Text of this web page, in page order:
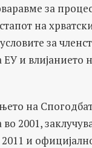
за
на
за
и влијанието
на
во 2001,
и